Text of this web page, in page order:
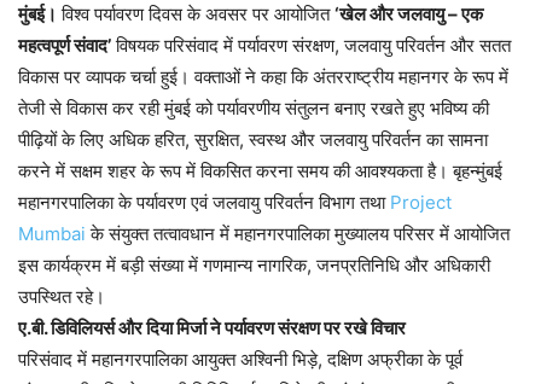
मुंबई। विश्व पर्यावरण दिवस के अवसर पर आयोजित‘खेल और जलवायु – एक
महत्वपूर्ण संवाद’विषयक परिसंवाद में पर्यावरण संरक्षण, जलवायु परिवर्तन और सतत
विकास पर व्यापक चर्चा हुई। वक्ताओं ने कहा कि अंतरराष्ट्रीय महानगर के रूप में
तेजी से विकास कर रही मुंबई को पर्यावरणीय संतुलन बनाए रखते हुए भविष्य की
पीढ़ियों के लिए अधिक हरित, सुरक्षित, स्वस्थ और जलवायु परिवर्तन का सामना
करने में सक्षम शहर के रूप में विकसित करना समय की आवश्यकता है। बृहन्मुंबई
महानगरपालिका के पर्यावरण एवं जलवायु परिवर्तन विभाग तथा Project
Mumbai के संयुक्त तत्वावधान में महानगरपालिका मुख्यालय परिसर में आयोजित
इस कार्यक्रम में बड़ी संख्या में गणमान्य नागरिक, जनप्रतिनिधि और अधिकारी
उपस्थित रहे।
ए.बी. डिविलियर्स और दिया मिर्जा ने पर्यावरण संरक्षण पर रखे विचार
परिसंवाद में महानगरपालिका आयुक्त अश्विनी भिड़े, दक्षिण अफ्रीका के पूर्व